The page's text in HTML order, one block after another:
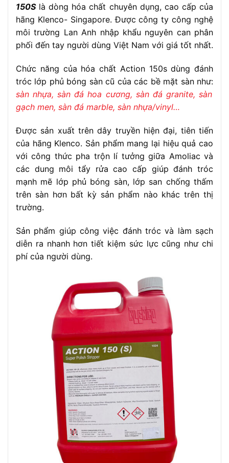
150S là dòng hóa chất chuyên dụng, cao cấp của
hãng Klenco- Singapore. Được công ty công nghệ
môi trường Lan Anh nhập khẩu nguyên can phân
phối đến tay người dùng Việt Nam với giá tốt nhất.
Chức năng của hóa chất Action 150s dùng đánh
tróc lớp phủ bóng sàn cũ của các bề mặt sàn như:
sàn nhựa, sàn đá hoa cương, sàn đá granite, sàn
gạch men, sàn đá marble, sàn nhựa/vinyl…
Được sản xuất trên dây truyền hiện đại, tiên tiến
của hãng Klenco. Sản phẩm mang lại hiệu quả cao
với công thức pha trộn lí tưởng giữa Amoliac và
các dung môi tẩy rửa cao cấp giúp đánh tróc
mạnh mẽ lớp phủ bóng sàn, lớp san chống thấm
trên sàn hơn bất kỳ sản phẩm nào khác trên thị
trường.
Sản phẩm giúp công việc đánh tróc và làm sạch
diễn ra nhanh hơn tiết kiệm sức lực cũng như chi
phí của người dùng.